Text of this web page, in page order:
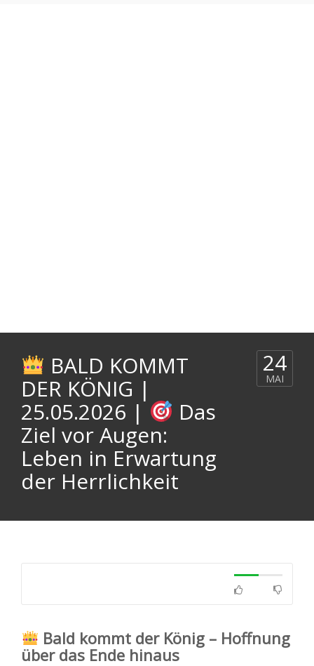
BALD KOMMT
DER KÖNIG |
25.05.2026 |
Das
Ziel vor Augen:
Leben in Erwartung
der Herrlichkeit
24
MAI
Bald kommt der König – Hoffnung
über das Ende hinaus